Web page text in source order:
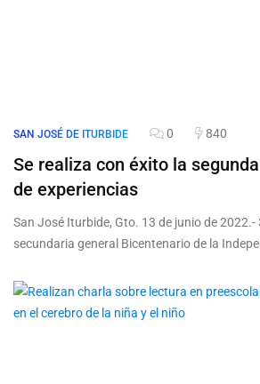
SAN JOSÉ DE ITURBIDE 0 840
Se realiza con éxito la
de experiencias
San José Iturbide, Gto. 13 de junio de
secundaria general Bicentenario de la